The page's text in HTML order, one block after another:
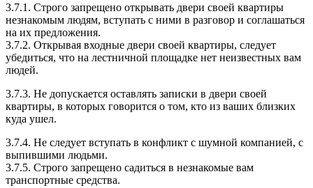
3.7.1. Строго запрещено открывать двери своей квартиры
незнакомым людям, вступать с ними в разговор и соглашаться
на их предложения.
3.7.2. Открывая входные двери своей квартиры, следует
убедиться, что на лестничной площадке нет неизвестных вам
людей.
3.7.3. Не допускается оставлять записки в двери своей
квартиры, в которых говорится о том, кто из ваших близких
куда ушел.
3.7.4. Не следует вступать в конфликт с шумной компанией, с
выпившими людьми.
3.7.5. Строго запрещено садиться в незнакомые вам
транспортные средства.